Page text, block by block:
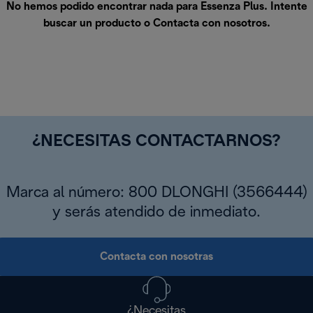
No hemos podido encontrar nada para Essenza Plus. Intente
buscar un producto o Contacta con nosotros.
¿NECESITAS CONTACTARNOS?
Marca al número: 800 DLONGHI (3566444)
y serás atendido de inmediato.
Contacta con nosotras